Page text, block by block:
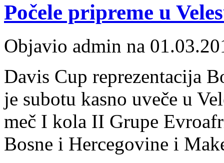
Počele pripreme u
Objavio admin na
Davis Cup reprezentacija
je subotu kasno uveče u
meč I kola II Grupe
Bosne i Hercegovine i